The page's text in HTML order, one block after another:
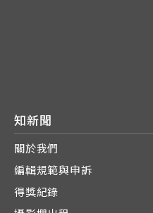
知新聞
關於我們
編輯規範與申訴
得獎紀錄